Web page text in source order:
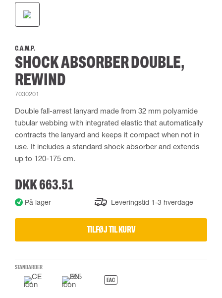
C.A.M.P.
SHOCK ABSORBER DOUBLE,
REWIND
7030201
Double fall-arrest lanyard made from 32 mm polyamide
tubular webbing with integrated elastic that automatically
contracts the lanyard and keeps it compact when not in
use. It includes a standard shock absorber and extends
up to 120-175 cm.
DKK 663.51
På lager Leveringstid 1-3 hverdage
TILFØJ TIL KURV
STANDARDER
EAC